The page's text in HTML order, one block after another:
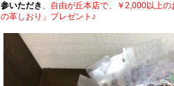
参いただき 、 自由が丘本店で、￥2,000以上
の革しおり」プレゼント♪